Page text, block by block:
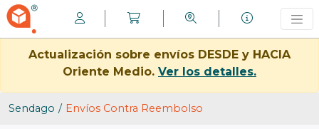
Actualización sobre envíos DESDE y HACIA
Oriente Medio. Ver los detalles.
Sendago Envíos Contra Reembolso